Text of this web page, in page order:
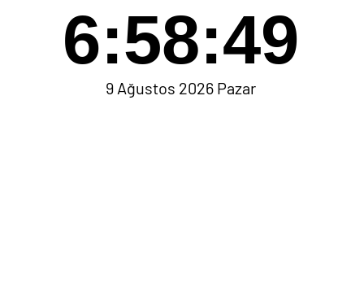
6:58:49
9 Ağustos 2026 Pazar